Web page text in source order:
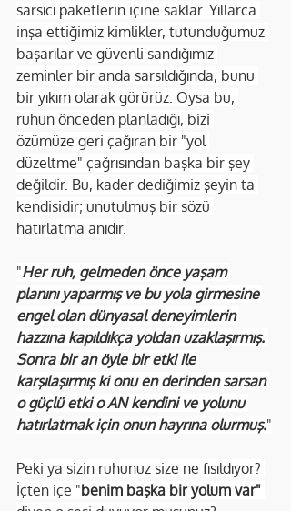
sarsıcı paketlerin içine saklar. Yıllarca
inşa ettiğimiz kimlikler, tutunduğumuz
başarılar ve güvenli sandığımız
zeminler bir anda sarsıldığında, bunu
bir yıkım olarak görürüz. Oysa bu,
ruhun önceden planladığı, bizi
özümüze geri çağıran bir "yol
düzeltme" çağrısından başka bir şey
değildir. Bu, kader dediğimiz şeyin ta
kendisidir; unutulmuş bir sözü
hatırlatma anıdır.
"Her ruh, gelmeden önce yaşam
planını yaparmış ve bu yola girmesine
engel olan dünyasal deneyimlerin
hazzına kapıldıkça yoldan uzaklaşırmış.
Sonra bir an öyle bir etki ile
karşılaşırmış ki onu en derinden sarsan
o güçlü etki o AN kendini ve yolunu
hatırlatmak için onun hayrına olurmuş."
Peki ya sizin ruhunuz size ne fısıldıyor?
İçten içe "benim başka bir yolum var"